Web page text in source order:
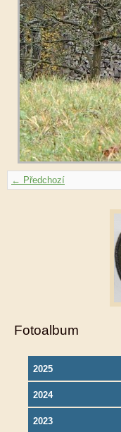
← Předchozí
Fotoalbum
2025
2024
2023